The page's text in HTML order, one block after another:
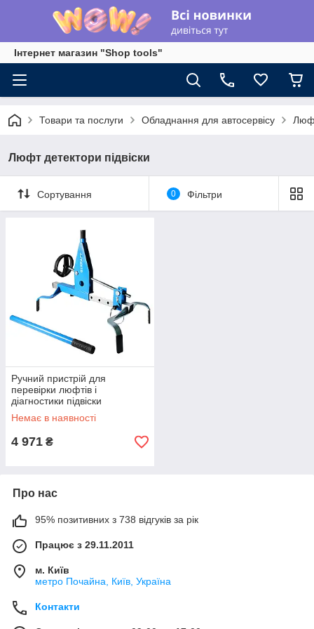
Інтернет магазин "Shop tools"
Товари та послуги Обладнання для автосервісу
Люфт детектори підвіски
Сортування 0 Фільтри
Ручний пристрій для
перевірки люфтів і
діагностики підвіски
G.I.KRAFT GI-08-0002
Немає в наявності
4 971 ₴
Про нас
95% позитивних з 738 відгуків за рік
Працює з 29.11.2011
м. Київ
метро Почайна, Київ, Україна
Контакти